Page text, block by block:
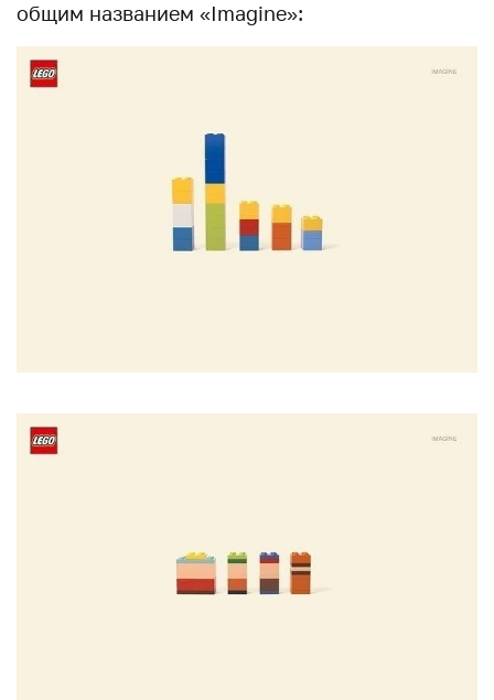
общим названием «Imagine»: